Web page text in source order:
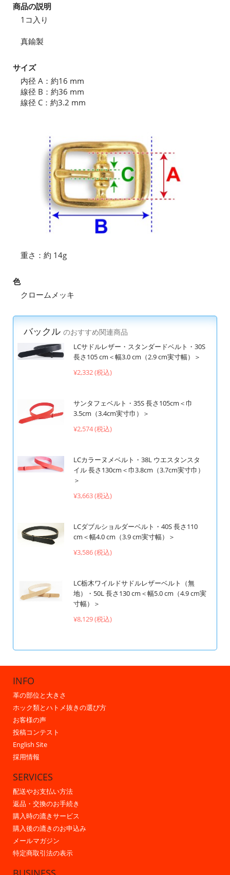
商品の説明
1コ入り
真鍮製
サイズ
内径 A：約16 mm
線径 B：約36 mm
線径 C：約3.2 mm
重さ：約 14g
色
クロームメッキ
バックル のおすすめ関連商品
LCサドルレザー・スタンダードベルト・30S
長さ105 cm＜幅3.0 cm（2.9 cm実寸幅）＞
¥2,332 (税込)
サンタフェベルト・35S 長さ105cm＜巾
3.5cm（3.4cm実寸巾）＞
¥2,574 (税込)
LCカラーヌメベルト・38L ウエスタンスタ
イル 長さ130cm＜巾3.8cm（3.7cm実寸巾）
＞
¥3,663 (税込)
LCダブルショルダーベルト・40S 長さ110
cm＜幅4.0 cm（3.9 cm実寸幅）＞
¥3,586 (税込)
LC栃木ワイルドサドルレザーベルト（無
地）・50L 長さ130 cm＜幅5.0 cm（4.9 cm実
寸幅）＞
¥8,129 (税込)
INFO
革の部位と大きさ
ホック類とハトメ抜きの選び方
お客様の声
投稿コンテスト
English Site
採用情報
SERVICES
配送やお支払い方法
返品・交換のお手続き
購入時の漉きサービス
購入後の漉きのお申込み
メールマガジン
特定商取引法の表示